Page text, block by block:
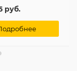
руб.